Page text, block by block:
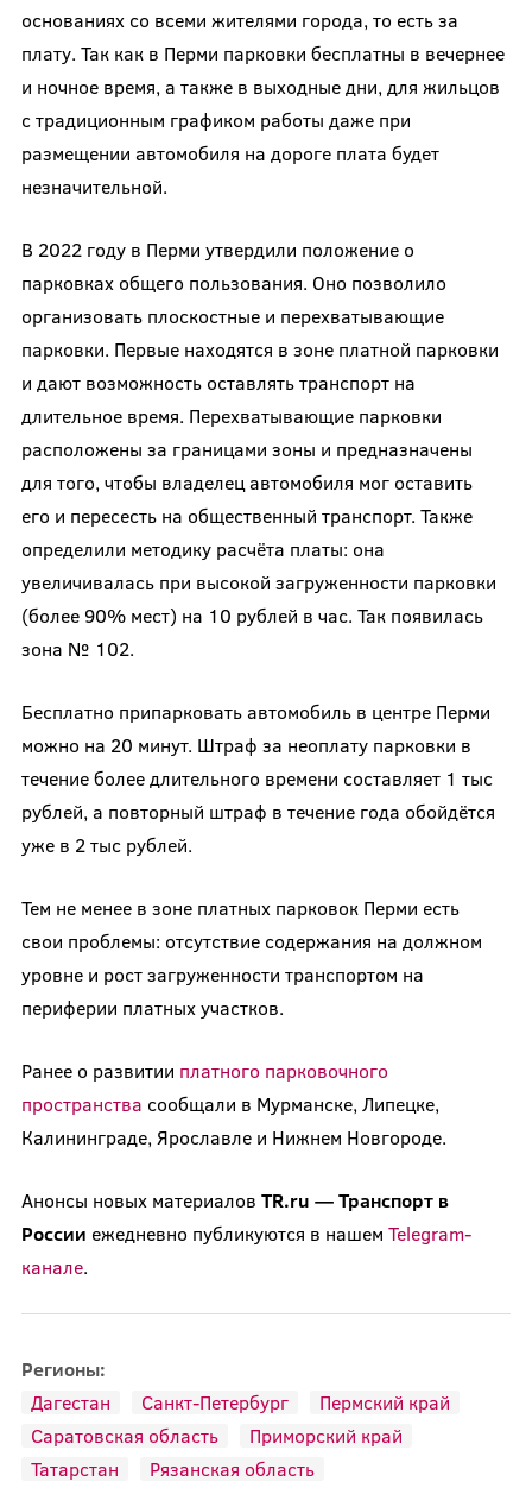
основаниях со всеми жителями города, то есть за
плату. Так как в Перми парковки бесплатны в вечернее
и ночное время, а также в выходные дни, для жильцов
с традиционным графиком работы даже при
размещении автомобиля на дороге плата будет
незначительной.
В 2022 году в Перми утвердили положение о
парковках общего пользования. Оно позволило
организовать плоскостные и перехватывающие
парковки. Первые находятся в зоне платной парковки
и дают возможность оставлять транспорт на
длительное время. Перехватывающие парковки
расположены за границами зоны и предназначены
для того, чтобы владелец автомобиля мог оставить
его и пересесть на общественный транспорт. Также
определили методику расчёта платы: она
увеличивалась при высокой загруженности парковки
(более 90% мест) на 10 рублей в час. Так появилась
зона № 102.
Бесплатно припарковать автомобиль в центре Перми
можно на 20 минут. Штраф за неоплату парковки в
течение более длительного времени составляет 1 тыс
рублей, а повторный штраф в течение года обойдётся
уже в 2 тыс рублей.
Тем не менее в зоне платных парковок Перми есть
свои проблемы: отсутствие содержания на должном
уровне и рост загруженности транспортом на
периферии платных участков.
Ранее о развитии платного парковочного
пространства сообщали в Мурманске, Липецке,
Калининграде, Ярославле и Нижнем Новгороде.
Анонсы новых материалов TR.ru — Транспорт в
России ежедневно публикуются в нашем Telegram-
канале.
Регионы:
Дагестан
Санкт-Петербург
Пермский край
Саратовская область
Приморский край
Татарстан
Рязанская область